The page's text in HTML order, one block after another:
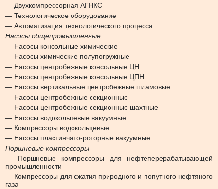
— Двухкомпрессорная АГНКС
— Технологическое оборудование
— Автоматизация технологического процесса
Насосы общепромышленные
— Насосы консольные химические
— Насосы химические полупогружные
— Насосы центробежные консольные ЦН
— Насосы центробежные консольные ЦПН
— Насосы вертикальные центробежные шламовые
— Насосы центробежные секционные
— Насосы центробежные секционные шахтные
— Насосы водокольцевые вакуумные
— Компрессоры водокольцевые
— Насосы пластинчато-роторные вакуумные
Поршневые компрессоры
— Поршневые компрессоры для нефтеперерабатывающей
промышленности
— Компрессоры для сжатия природного и попутного нефтяного
газа